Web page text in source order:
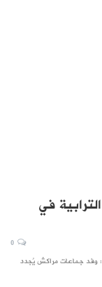
في
وفد جماعات مراكش يُجدد